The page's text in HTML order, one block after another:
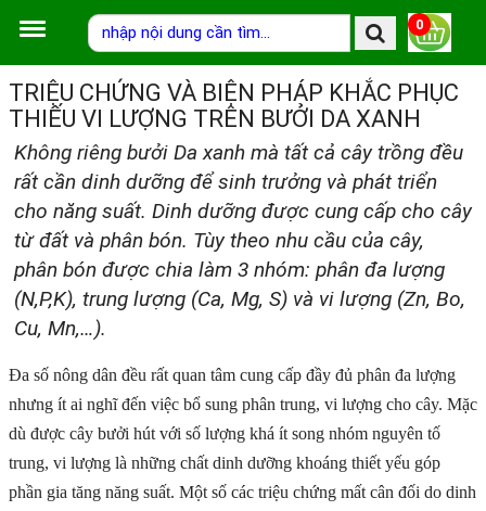
0
TRIỆU CHỨNG VÀ BIỆN PHÁP KHẮC PHỤC
THIẾU VI LƯỢNG TRÊN BƯỞI DA XANH
Không riêng bưởi Da xanh mà tất cả cây trồng đều
rất cần dinh dưỡng để sinh trưởng và phát triển
cho năng suất. Dinh dưỡng được cung cấp cho cây
từ đất và phân bón. Tùy theo nhu cầu của cây,
phân bón được chia làm 3 nhóm: phân đa lượng
(N,P,K), trung lượng (Ca, Mg, S) và vi lượng (Zn, Bo,
Cu, Mn,…).
Đa số nông dân đều rất quan tâm cung cấp đầy đủ phân đa lượng
nhưng ít ai nghĩ đến việc bổ sung phân trung, vi lượng cho cây. Mặc
dù được cây bưởi hút với số lượng khá ít song nhóm nguyên tố
trung, vi lượng là những chất dinh dưỡng khoáng thiết yếu góp
phần gia tăng năng suất. Một số các triệu chứng mất cân đối do dinh